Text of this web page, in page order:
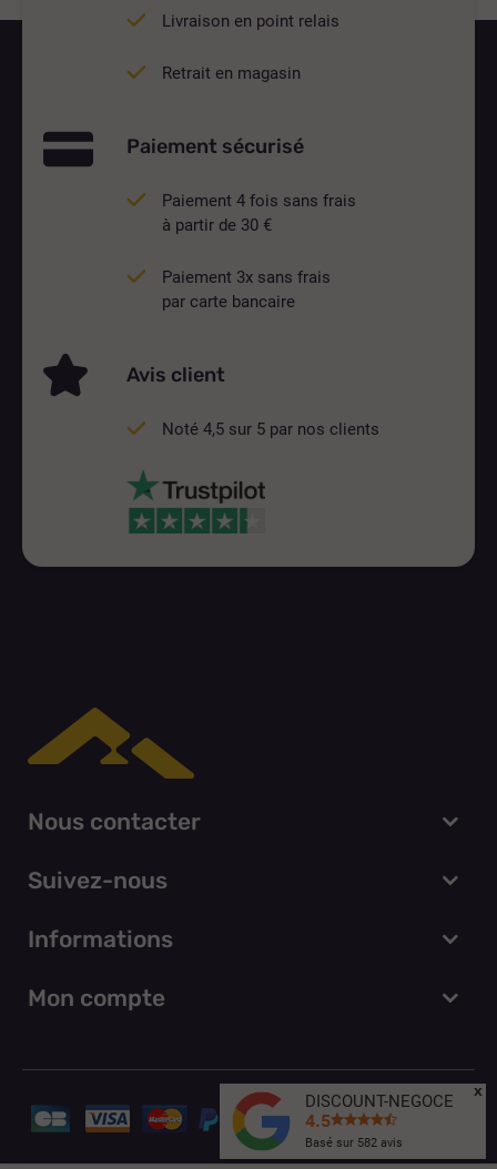
Livraison en point relais
Retrait en magasin
Paiement sécurisé
Paiement 4 fois sans frais
à partir de 30 €
Paiement 3x sans frais
par carte bancaire
Avis client
Noté 4,5 sur 5 par nos clients
Nous contacter
Suivez-nous
Informations
Mon compte
DISCOUNT-NEGOCE
4.5
Basé sur 582avis
x